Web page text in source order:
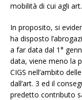
mobilità di cui agli
In proposito, si
ha disposto
a far data dal 1°
data, viene meno la
CIGS nell’ambito
dall’art. 3 ed il
predetto contributo